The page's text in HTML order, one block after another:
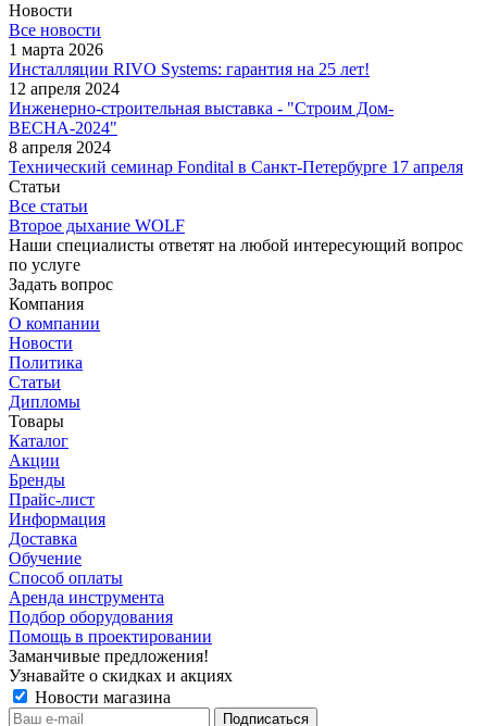
Новости
Все новости
1 марта 2026
Инсталляции RIVO Systems: гарантия на 25 лет!
12 апреля 2024
Инженерно-строительная выставка - "Строим Дом-
ВЕСНА-2024"
8 апреля 2024
Технический семинар Fondital в Санкт-Петербурге 17 апреля
Статьи
Все статьи
Второе дыхание WOLF
Наши специалисты ответят на любой интересующий вопрос
по услуге
Задать вопрос
Компания
О компании
Новости
Политика
Статьи
Дипломы
Товары
Каталог
Акции
Бренды
Прайс-лист
Информация
Доставка
Обучение
Способ оплаты
Аренда инструмента
Подбор оборудования
Помощь в проектировании
Заманчивые предложения!
Узнавайте о скидках и акциях
Новости магазина